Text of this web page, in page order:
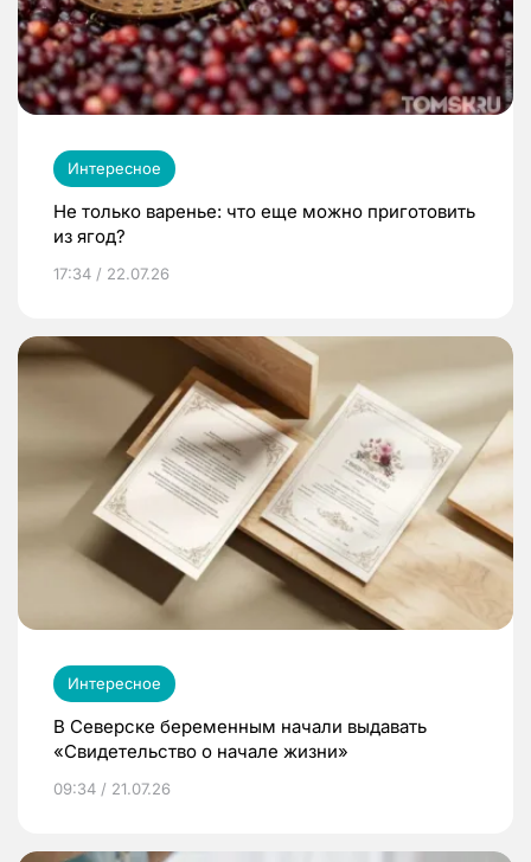
Интересное
Не только варенье: что еще можно приготовить
из ягод?
17:34 / 22.07.26
Интересное
В Северске беременным начали выдавать
«Свидетельство о начале жизни»
09:34 / 21.07.26